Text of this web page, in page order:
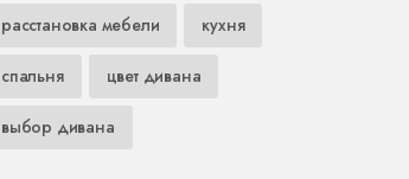
расстановка мебели кухня
спальня цвет дивана
выбор дивана